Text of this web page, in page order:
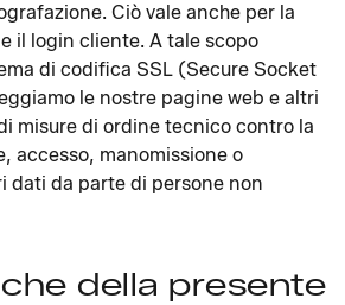
Ciò vale anche per la
il login cliente. A tale scopo
di codifica SSL (Secure Socket
le nostre pagine web e altri
misure di ordine tecnico contro la
accesso, manomissione o
dati da parte di persone non
della presente